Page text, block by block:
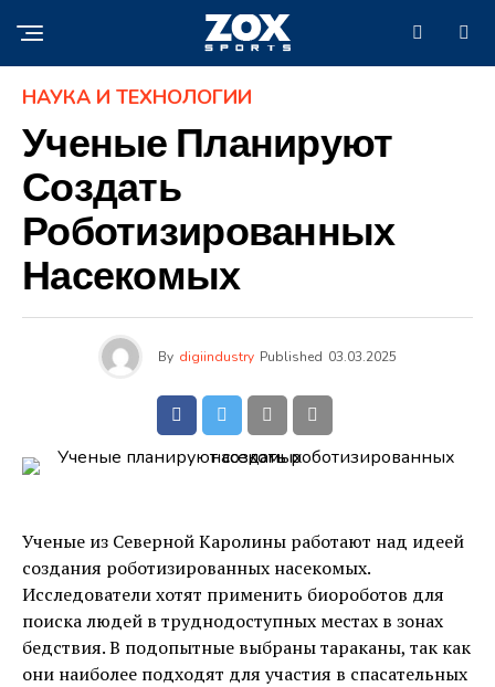
НАУКА И ТЕХНОЛОГИИ
Ученые Планируют
Создать
Роботизированных
Насекомых
By digiindustry Published 03.03.2025
Ученые из Северной Каролины работают над идеей
создания роботизированных насекомых.
Исследователи хотят применить биороботов для
поиска людей в труднодоступных местах в зонах
бедствия. В подопытные выбраны тараканы, так как
они наиболее подходят для участия в спасательных